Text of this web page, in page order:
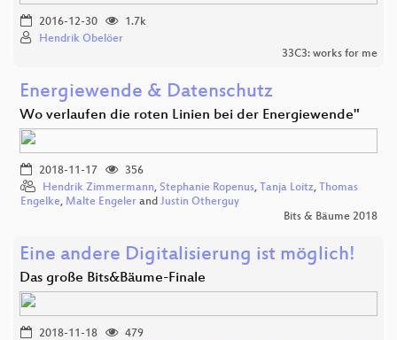
2016-12-30
1.7k
Hendrik Obelöer
33C3: works for me
Energiewende & Datenschutz
Wo verlaufen die roten Linien bei der Energiewende"
2018-11-17
356
Hendrik Zimmermann, Stephanie Ropenus, Tanja Loitz, Thomas
Engelke, Malte Engeler and Justin Otherguy
Bits & Bäume 2018
Eine andere Digitalisierung ist möglich!
Das große Bits&Bäume-Finale
2018-11-18
479